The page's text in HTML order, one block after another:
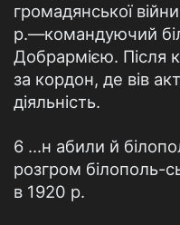
громадянської
р.—командуючий
Добрармією. Після
за кордон, де вів
діяльність.
6 ...н абили й
розгром білополь-
в 1920 р.